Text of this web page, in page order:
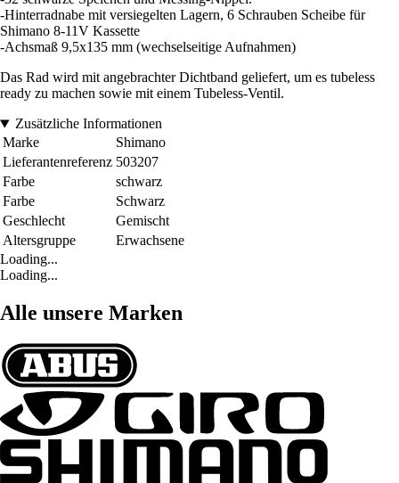
-Hinterradnabe mit versiegelten Lagern, 6 Schrauben Scheibe für
Shimano 8-11V Kassette
-Achsmaß 9,5x135 mm (wechselseitige Aufnahmen)
Das Rad wird mit angebrachter Dichtband geliefert, um es tubeless
ready zu machen sowie mit einem Tubeless-Ventil.
Zusätzliche Informationen
Marke
Shimano
Lieferantenreferenz 503207
Farbe
schwarz
Farbe
Schwarz
Geschlecht
Gemischt
Altersgruppe
Erwachsene
Loading...
Loading...
Alle unsere Marken